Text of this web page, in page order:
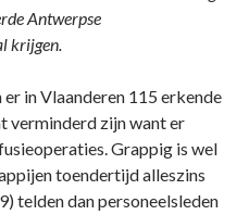
Antwerpse
krijgen.
in Vlaanderen 115 erkende
verminderd zijn want er
Grappig is wel
toendertijd alleszins
telden dan personeelsleden